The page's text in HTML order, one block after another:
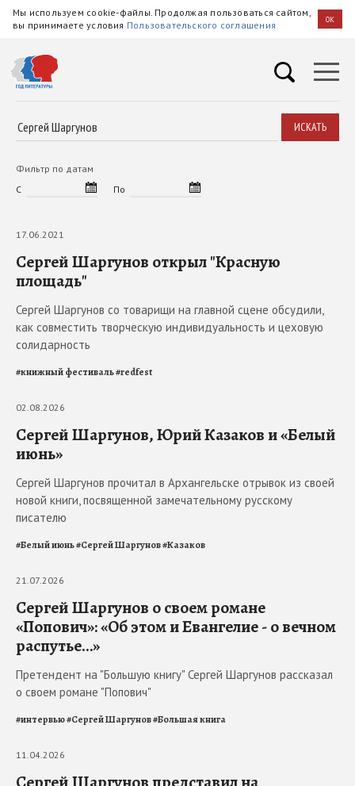
Мы используем cookie-файлы. Продолжая пользоваться сайтом,
вы принимаете условия Пользовательского соглашения OK
ИСКАТЬ
Фильтр по датам
С
По
17.06.2021
Сергей Шаргунов открыл "Красную
площадь"
Сергей Шаргунов со товарищи на главной сцене обсудили,
как совместить творческую индивидуальность и цеховую
солидарность
#книжный фестиваль#redfest
02.08.2026
Сергей Шаргунов, Юрий Казаков и «Белый
июнь»
Сергей Шаргунов прочитал в Архангельске отрывок из своей
новой книги, посвященной замечательному русскому
писателю
#Белый июнь#Сергей Шаргунов#Казаков
21.07.2026
Сергей Шаргунов о своем романе
«Попович»: «Об этом и Евангелие - о вечном
распутье…»
Претендент на "Большую книгу" Сергей Шаргунов рассказал
о своем романе "Попович"
#интервью#Сергей Шаргунов#Большая книга
11.04.2026